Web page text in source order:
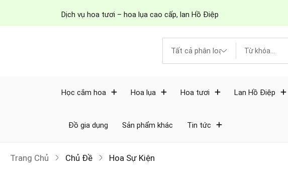
Dịch vụ hoa tươi – hoa lụa cao cấp, lan Hồ Điệp
Học cắm hoa Hoa lụa Hoa tươi Lan Hồ Điệp
Đồ gia dụng Sản phẩm khác Tin tức
Trang Chủ Chủ Đề Hoa Sự Kiện